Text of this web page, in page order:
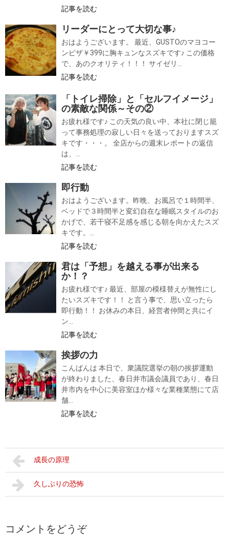
記事を読む
リーダーにとって大切な事♪
おはようございます。 最近、GUSTOのマヨコー
ンピザ￥399に胸キュンなスズキです♪ この価格
で、あのクオリティ！！！ サイゼリ...
記事を読む
「トイレ掃除」と「セルフイメージ」
の素敵な関係～その②
お疲れ様です♪ この天気の良い中、本社に閉じ籠
って事務処理の寂しい日々を送っておりますスズ
キです・・・。 全店からの週末レポートの返信
は、...
記事を読む
即行動
おはようございます。昨晩、お風呂で１時間半、
ベッドで３時間半と変幻自在な睡眠スタイルのお
かげで、若干寝不足感を感じる朝を向かえたスズ
キです。...
記事を読む
君は「予想」を越える事が出来る
か！？
お疲れ様です♪ 最近、部屋の模様替えが無性にし
たいスズキです！！ と言う事で、思い立ったら
即行動！！ お休みの本日、経営者仲間と共にイ
ン...
記事を読む
挨拶の力
こんばんは 本日で、衆議院選挙の朝の挨拶運動
が終わりました、春日井市議会議員であり、春日
井市内を中心に美容室ほか様々な業種業態にて店
舗...
記事を読む
成長の原理
久しぶりの恐怖
コメントをどうぞ